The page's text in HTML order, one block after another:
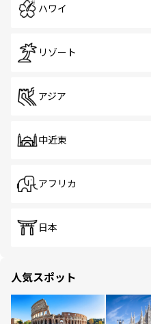
ハワイ
リゾート
アジア
中近東
アフリカ
日本
人気スポット